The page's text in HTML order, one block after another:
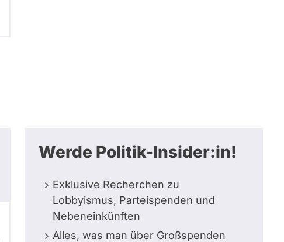
Werde Politik-Insider:in!
Exklusive Recherchen zu
Lobbyismus, Parteispenden und
Nebeneinkünften
Alles, was man über Großspenden